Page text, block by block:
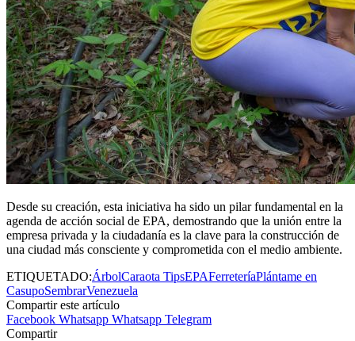
Desde su creación, esta iniciativa ha sido un pilar fundamental en la
agenda de acción social de EPA, demostrando que la unión entre la
empresa privada y la ciudadanía es la clave para la construcción de
una ciudad más consciente y comprometida con el medio ambiente.
ETIQUETADO:ÁrbolCaraota TipsEPAFerreteríaPlántame en
CasupoSembrarVenezuela
Compartir este artículo
Facebook Whatsapp Whatsapp Telegram
Compartir